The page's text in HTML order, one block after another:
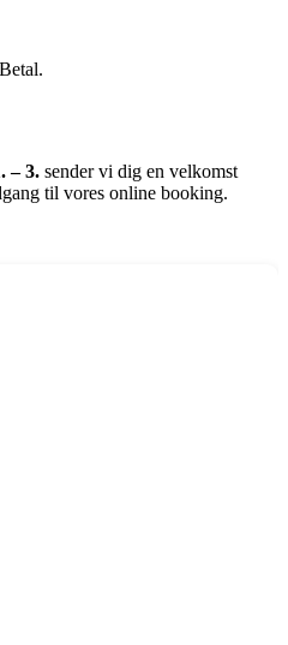
– 3. sender vi dig en velkomst
til vores online booking.